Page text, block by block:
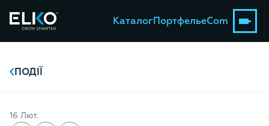
КаталогПортфельeCom
ПОДІЇ
16 Лют.